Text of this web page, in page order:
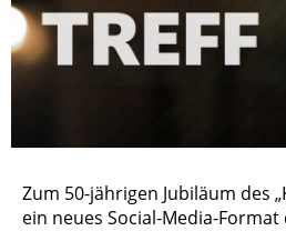
Zum 50-jährigen Jubiläum des
ein neues Social-Media-Format